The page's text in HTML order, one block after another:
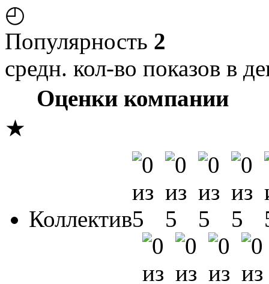
◴
Популярность 2
средн. кол-во показов в
Оценки компании
★
Коллектив